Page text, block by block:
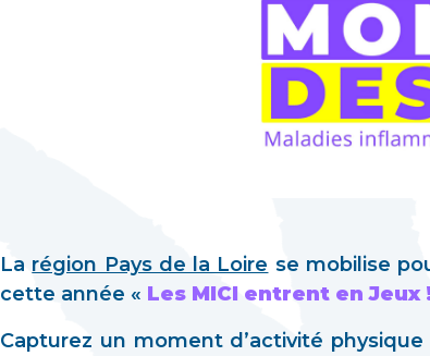
La région Pays de la Loire se mobilise
cette année « Les MICI entrent en Jeux
Capturez un moment d’activité